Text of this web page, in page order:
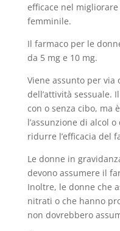
efficace nel
femminile.
Il farmaco per le
da 5 mg e 10 mg.
Viene assunto per
dell’attività sessuale.
con o senza cibo, ma
l’assunzione di alcol
ridurre l’efficacia del
Le donne in
devono assumere il
Inoltre, le donne che
nitrati o che hanno
non dovrebbero